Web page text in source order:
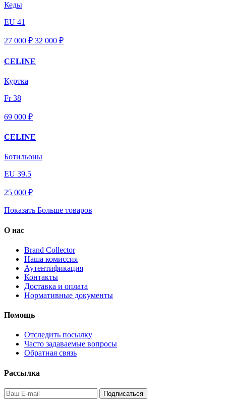
Кеды
EU 41
27 000 ₽ 32 000 ₽
CELINE
Куртка
Fr 38
69 000 ₽
CELINE
Ботильоны
EU 39.5
25 000 ₽
Показать Больше товаров
О нас
Brand Collector
Наша комиссия
Аутентификация
Контакты
Доставка и оплата
Нормативные документы
Помощь
Отследить посылку
Часто задаваемые вопросы
Обратная связь
Рассылка
Подписаться